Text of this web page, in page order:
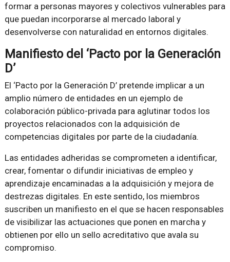
formar a personas mayores y colectivos vulnerables para
que puedan incorporarse al mercado laboral y
desenvolverse con naturalidad en entornos digitales.
Manifiesto del ‘Pacto por la Generación
D’
El ‘Pacto por la Generación D’ pretende implicar a un
amplio número de entidades en un ejemplo de
colaboración público-privada para aglutinar todos los
proyectos relacionados con la adquisición de
competencias digitales por parte de la ciudadanía.
Las entidades adheridas se comprometen a identificar,
crear, fomentar o difundir iniciativas de empleo y
aprendizaje encaminadas a la adquisición y mejora de
destrezas digitales. En este sentido, los miembros
suscriben un manifiesto en el que se hacen responsables
de visibilizar las actuaciones que ponen en marcha y
obtienen por ello un sello acreditativo que avala su
compromiso.